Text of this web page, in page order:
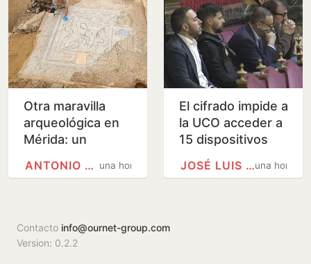
Otra maravilla
arqueológica en
Mérida: un
blanco y negro
parque…
una hora
ANTONIO RODRÍGUEZ OSUNA
El cifrado impide a
la UCO acceder a
15 dispositivos
clave de Koldo y
Aldama
una hora
JOSÉ LUIS ÁBALOS
Contacto info@ournet-group.com
Version: 0.2.2